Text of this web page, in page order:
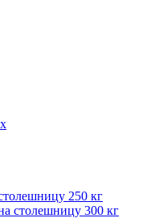
250 кг
столешницу 300 кг